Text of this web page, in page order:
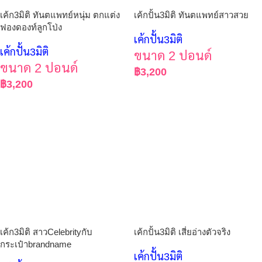
เค้ก3มิติ ทันตแพทย์หนุ่ม ตกแต่ง
ฟองดองท์ลูกโป่ง
เค้กปั้น3มิติ
ขนาด 2 ปอนด์
฿3,200
เค้กปั้น3มิติ ทันตแพทย์สาวสวย
เค้กปั้น3มิติ
ขนาด 2 ปอนด์
฿3,200
เค้ก3มิติ สาวCelebrityกับ
กระเป๋าbrandname
เค้กปั้น3มิติ เสี่ยอ่างตัวจริง
เค้กปั้น3มิติ